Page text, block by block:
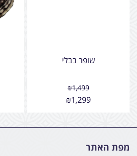
שופר בבלי
₪1,499
₪1,299
מפת האתר